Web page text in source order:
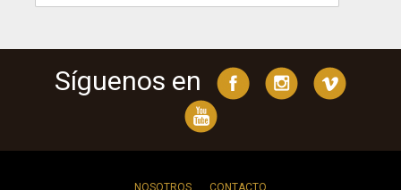
Síguenos en
NOSOTROS CONTACTO